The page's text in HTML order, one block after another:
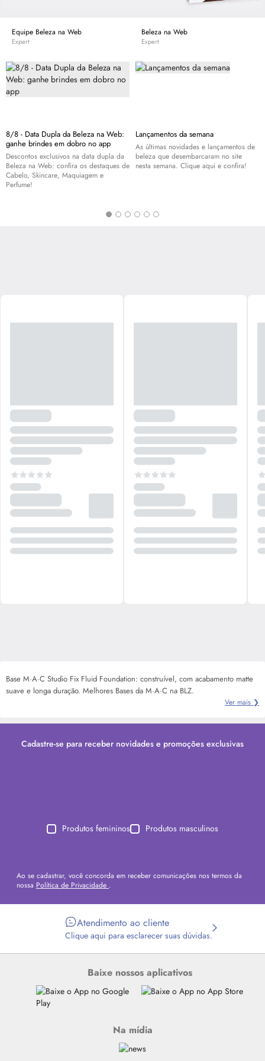
Equipe Beleza na Web
Expert
8/8 - Data Dupla da Beleza na Web:
ganhe brindes em dobro no app
Descontos exclusivos na data dupla da
Beleza na Web: confira os destaques de
Cabelo, Skincare, Maquiagem e
Perfume!
Beleza na Web
Expert
Lançamentos da semana
As últimas novidades e lançamentos de
beleza que desembarcaram no site
nesta semana. Clique aqui e confira!
Base M·A·C Studio Fix Fluid Foundation: construível, com acabamento matte
suave e longa duração. Melhores Bases da M·A·C na BLZ.
Ver mais ❯
Cadastre-se para receber novidades e promoções exclusivas
Produtos femininos Produtos masculinos
Ao se cadastrar, você concorda em receber comunicações nos termos da
nossa Política de Privacidade .
Atendimento ao cliente
Clique aqui para esclarecer suas dúvidas.
Baixe nossos aplicativos
Na mídia